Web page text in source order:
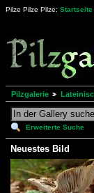
Pilze Pilze Pilze: Startseite
Pilzgalerie
Erweiterte Suche
Neuestes Bild